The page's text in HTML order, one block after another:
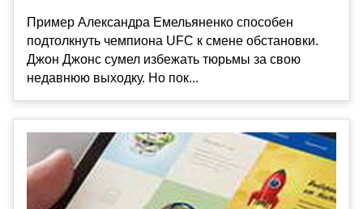
Пример Александра Емельяненко способен
подтолкнуть чемпиона UFC к смене обстановки.
Джон Джонс сумел избежать тюрьмы за свою
недавнюю выходку. Но пок...